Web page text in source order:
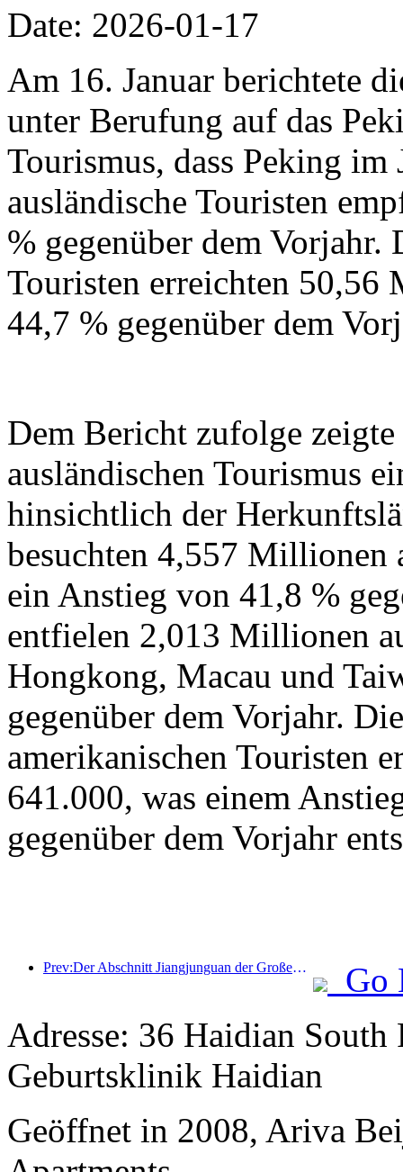
Date: 2026-01-17
Am 16. Januar berichtete
unter Berufung auf das
Tourismus, dass Peking
ausländische Touristen
% gegenüber dem Vorjahr.
Touristen erreichten 50,56
44,7 % gegenüber dem
Dem Bericht zufolge
ausländischen Tourismus
hinsichtlich der
besuchten 4,557 Millionen
ein Anstieg von 41,8 %
entfielen 2,013 Millionen
Hongkong, Macau und
gegenüber dem Vorjahr.
amerikanischen Touristen
641.000, was einem
gegenüber dem Vorjahr
Prev:Der Abschnitt Jiangjunguan der Großen Mauer im Bezirk Pinggu in Peking soll voraussichtlich bereits Ende 2026 für die Öffentlichkeit zugänglich gemacht werden.
Go
Adresse: 36 Haidian South
Geburtsklinik Haidian
Geöffnet in 2008, Ariva